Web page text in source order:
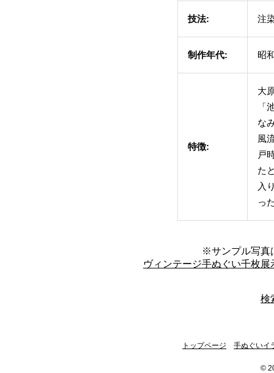
技法: 注
制作年代: 昭
特徴:
大
「
な
風
戸
た
入
っ
※サンプル写真
ヴィンテージ手ぬぐい千枚展
検
トップページ 手ぬぐいイ
©